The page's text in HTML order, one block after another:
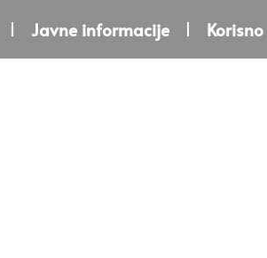
Javne informacije Korisno